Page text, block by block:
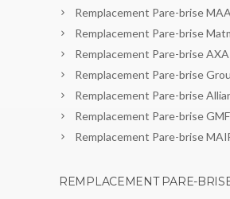
Remplacement Pare-brise
Remplacement Pare-brise
Remplacement Pare-brise AXA
Remplacement Pare-brise
Remplacement Pare-brise
Remplacement Pare-brise GMF
Remplacement Pare-brise
REMPLACEMENT PARE-